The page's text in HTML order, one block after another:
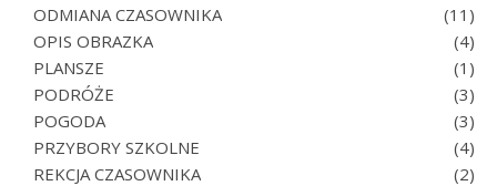
ODMIANA CZASOWNIKA
(11)
OPIS OBRAZKA
(4)
PLANSZE
(1)
PODRÓŻE
(3)
POGODA
(3)
PRZYBORY SZKOLNE
(4)
REKCJA CZASOWNIKA
(2)